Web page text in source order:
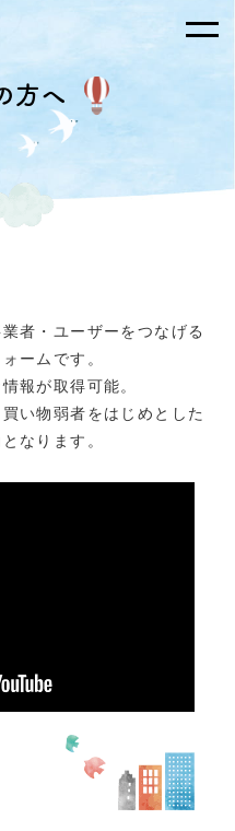
方へ
者・ユーザーをつなげる
ームです。
報が取得可能。
い物弱者をはじめとした
なります。